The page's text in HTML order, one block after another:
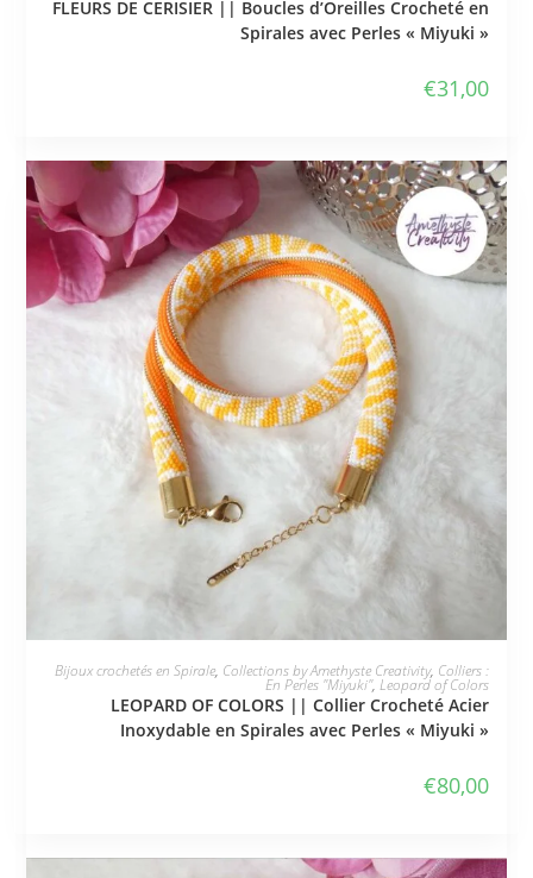
FLEURS DE CERISIER || Boucles d’Oreilles Crocheté en
Spirales avec Perles « Miyuki »
€31,00
JE L'ADOPTE
Bijoux crochetés en Spirale, Collections by Amethyste Creativity, Colliers :
En Perles "Miyuki", Leopard of Colors
LEOPARD OF COLORS || Collier Crocheté Acier
Inoxydable en Spirales avec Perles « Miyuki »
€80,00